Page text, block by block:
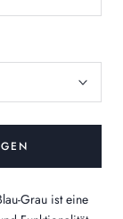
Grau ist eine